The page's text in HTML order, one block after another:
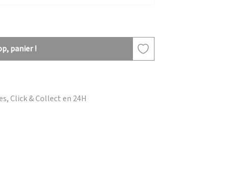
panier !
Click & Collect en 24H